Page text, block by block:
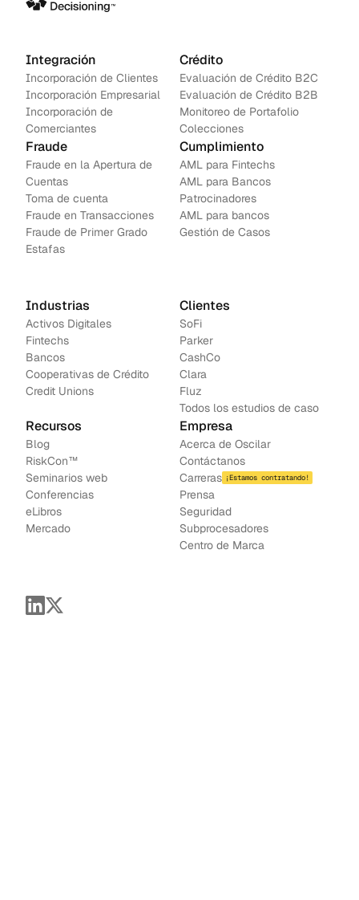
Integración
Incorporación de Clientes
Incorporación Empresarial
Incorporación de
Comerciantes
Crédito
Evaluación de Crédito B2C
Evaluación de Crédito B2B
Monitoreo de Portafolio
Colecciones
Fraude
Fraude en la Apertura de
Cuentas
Toma de cuenta
Fraude en Transacciones
Fraude de Primer Grado
Estafas
Cumplimiento
AML para Fintechs
AML para Bancos
Patrocinadores
AML para bancos
Gestión de Casos
Industrias
Activos Digitales
Fintechs
Bancos
Cooperativas de Crédito
Credit Unions
Clientes
SoFi
Parker
CashCo
Clara
Fluz
Todos los estudios de caso
Recursos
Blog
RiskCon™
Seminarios web
Conferencias
eLibros
Mercado
Empresa
Acerca de Oscilar
Contáctanos
Carreras ¡Estamos contratando!
Prensa
Seguridad
Subprocesadores
Centro de Marca